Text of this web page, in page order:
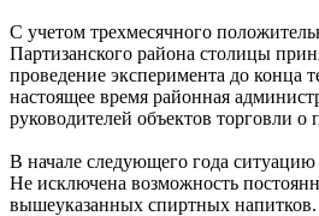
С учетом трехмесячного
Партизанского района столицы
проведение эксперимента до конца
настоящее время районная
руководителей объектов торговли
В начале следующего года
Не исключена возможность
вышеуказанных спиртных напитков.